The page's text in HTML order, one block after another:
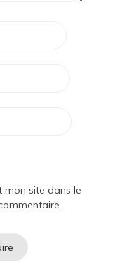
mon site dans le